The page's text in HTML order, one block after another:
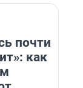
почти
как